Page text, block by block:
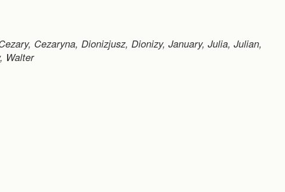
Cezaryna, Dionizjusz, Dionizy, January, Julia, Julian,
Walter